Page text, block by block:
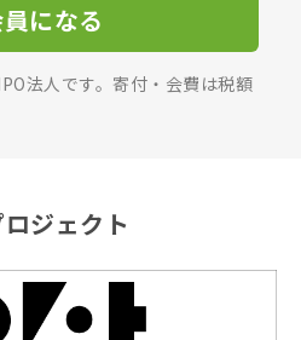
になる
法人です。寄付・会費は税額
ジェクト